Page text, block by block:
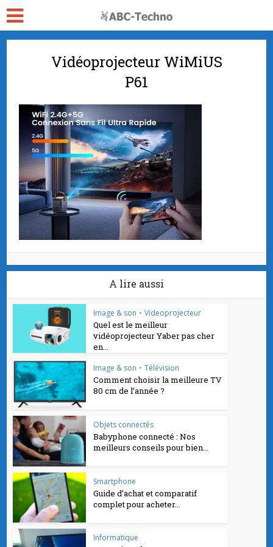
Vidéoprojecteur WiMiUS
P61
A lire aussi
Image & son • Videoprojecteur
Quel est le meilleur
vidéoprojecteur Yaber pas cher
en...
Image & son • Télévision
Comment choisir la meilleure TV
80 cm de l’année ?
Objets connectés
Babyphone connecté : Nos
meilleurs conseils pour bien...
Smartphone
Guide d’achat et comparatif
complet pour acheter...
Informatique